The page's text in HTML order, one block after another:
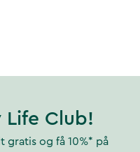
Life Club!
gratis og få 10%* på